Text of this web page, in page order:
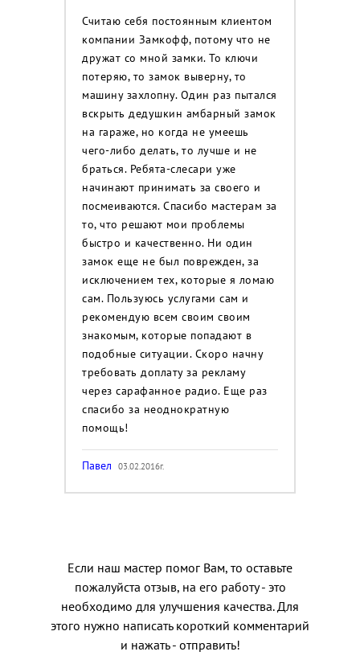
Считаю себя постоянным клиентом
компании Замкофф, потому что не
дружат со мной замки. То ключи
потеряю, то замок выверну, то
машину захлопну. Один раз пытался
вскрыть дедушкин амбарный замок
на гараже, но когда не умеешь
чего-либо делать, то лучше и не
браться. Ребята-слесари уже
начинают принимать за своего и
посмеиваются. Спасибо мастерам за
то, что решают мои проблемы
быстро и качественно. Ни один
замок еще не был поврежден, за
исключением тех, которые я ломаю
сам. Пользуюсь услугами сам и
рекомендую всем своим своим
знакомым, которые попадают в
подобные ситуации. Скоро начну
требовать доплату за рекламу
через сарафанное радио. Еще раз
спасибо за неоднократную
помощь!
Павел 03.02.2016г.
Если наш мастер помог Вам, то оставьте
пожалуйста отзыв, на его работу - это
необходимо для улучшения качества. Для
этого нужно написать короткий комментарий
и нажать - отправить!